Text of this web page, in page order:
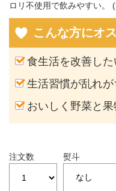
ロリ不使用で飲みやすい。
こんな方にオ
食生活を改善した
生活習慣が乱れ
おいしく野菜と
注文数 熨斗